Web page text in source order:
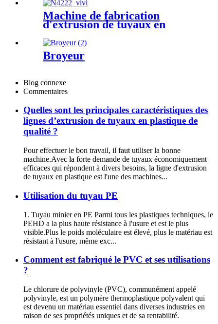
Machine de fabrication
d'extrusion de tuyaux en
Broyeur
Blog connexe
Commentaires
Quelles sont les principales caractéristiques des
lignes d’extrusion de tuyaux en plastique de
qualité ?
Pour effectuer le bon travail, il faut utiliser la bonne
machine.Avec la forte demande de tuyaux économiquement
efficaces qui répondent à divers besoins, la ligne d'extrusion
de tuyaux en plastique est l'une des machines...
Utilisation du tuyau PE
1. Tuyau minier en PE Parmi tous les plastiques techniques, le
PEHD a la plus haute résistance à l'usure et est le plus
visible.Plus le poids moléculaire est élevé, plus le matériau est
résistant à l'usure, même exc...
Comment est fabriqué le PVC et ses utilisations
?
Le chlorure de polyvinyle (PVC), communément appelé
polyvinyle, est un polymère thermoplastique polyvalent qui
est devenu un matériau essentiel dans diverses industries en
raison de ses propriétés uniques et de sa rentabilité.